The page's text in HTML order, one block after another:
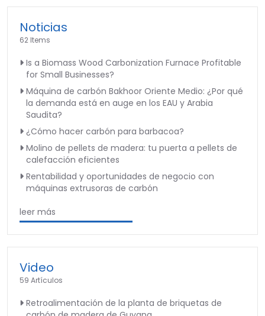
Noticias
62 Items
Is a Biomass Wood Carbonization Furnace Profitable
for Small Businesses?
Máquina de carbón Bakhoor Oriente Medio: ¿Por qué
la demanda está en auge en los EAU y Arabia
Saudita?
¿Cómo hacer carbón para barbacoa?
Molino de pellets de madera: tu puerta a pellets de
calefacción eficientes
Rentabilidad y oportunidades de negocio con
máquinas extrusoras de carbón
leer más
Video
59 Artículos
Retroalimentación de la planta de briquetas de